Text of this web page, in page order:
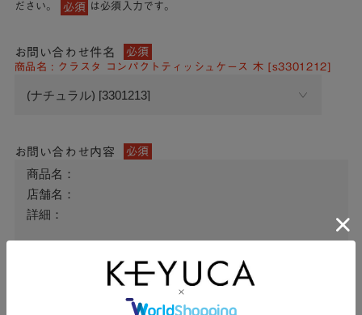
ださい。
必須 は必須入力です。
お問い合わせ件名 必須
商品名 : クラスタ コンパクトティッシュケース 木 [s3301212]
お問い合わせ内容 必須